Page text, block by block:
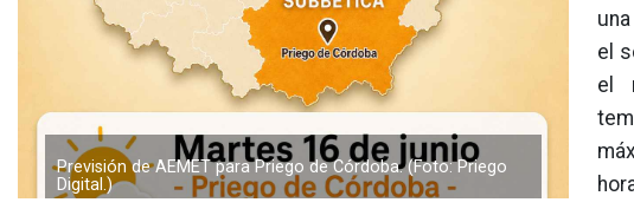
Previsión de AEMET para Priego de Córdoba. (Foto: Priego
Digital.)
el
el